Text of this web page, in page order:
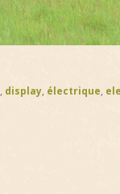
, display, électrique,